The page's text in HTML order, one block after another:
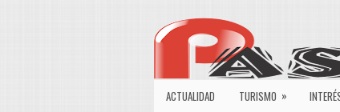
ACTUALIDAD TURISMO »